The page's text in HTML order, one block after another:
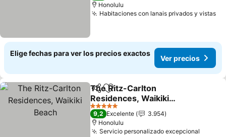
Honolulu
Habitaciones con lanais privados y vistas
Elige fechas para ver los precios exactos
Ver precios
CompartirAgregar a favoritos
The Ritz-Carlton
Residences, Waikiki
Beach
5 Estrellas
9,2 Excelente
3.954
Honolulu
Servicio personalizado excepcional